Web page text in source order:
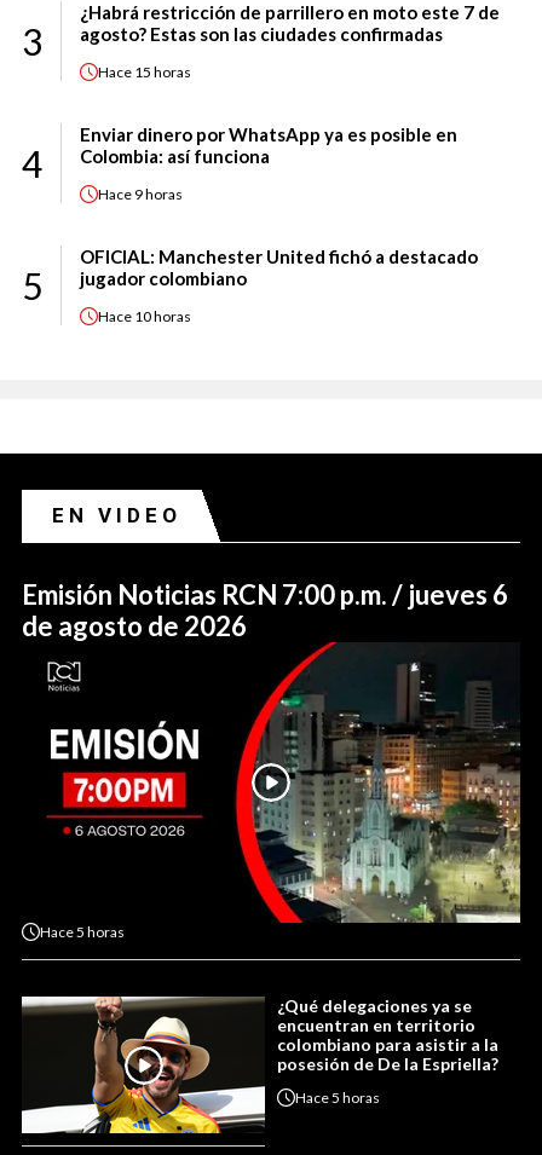
3
¿Habrá restricción de parrillero en moto este 7 de
agosto? Estas son las ciudades confirmadas
Hace 15 horas
4
Enviar dinero por WhatsApp ya es posible en
Colombia: así funciona
Hace 9 horas
5
OFICIAL: Manchester United fichó a destacado
jugador colombiano
Hace 10 horas
EN VIDEO
Emisión Noticias RCN 7:00 p.m. / jueves 6
de agosto de 2026
Hace5 horas
¿Qué delegaciones ya se
encuentran en territorio
colombiano para asistir a la
posesión de De la Espriella?
Hace5 horas